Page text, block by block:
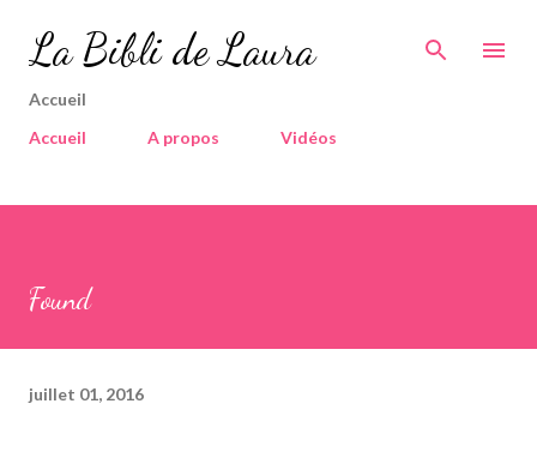
Accéder au contenu principal
La Bibli de Laura
Accueil
Accueil
A propos Vidéos
Found
juillet 01, 2016